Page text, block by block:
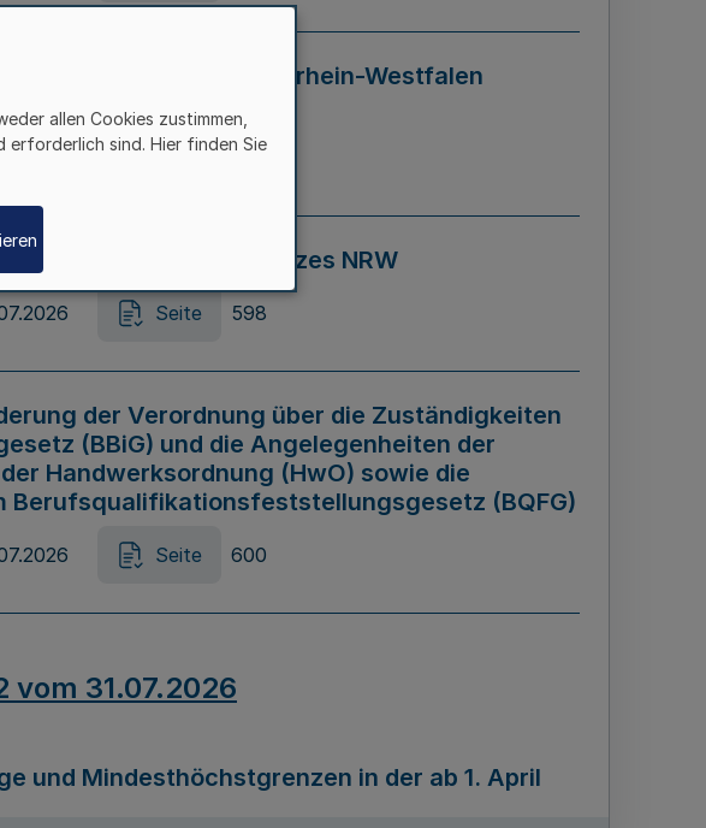
Diskriminierung in Nordrhein-Westfalen
– LADG NRW)
Seite 595
Casinospiel Gesetzes NRW
Seite 598
der Verordnung über die Zuständigkeiten
(BBiG) und die Angelegenheiten der
Handwerksordnung (HwO) sowie die
Berufsqualifikationsfeststellungsgesetz (BQFG)
Seite 600
vom 31.07.2026
und Mindesthöchstgrenzen in der ab 1. April
allen Cookies zustimmen,
erforderlich sind. Hier finden Sie